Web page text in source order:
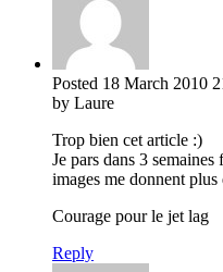
Posted 18 March 2010
by Laure
Trop bien cet article :)
Je pars dans 3
images me donnent plus
Courage pour le jet lag
Reply